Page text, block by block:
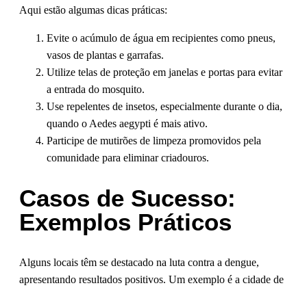
Aqui estão algumas dicas práticas:
Evite o acúmulo de água em recipientes como pneus,
vasos de plantas e garrafas.
Utilize telas de proteção em janelas e portas para evitar
a entrada do mosquito.
Use repelentes de insetos, especialmente durante o dia,
quando o Aedes aegypti é mais ativo.
Participe de mutirões de limpeza promovidos pela
comunidade para eliminar criadouros.
Casos de Sucesso:
Exemplos Práticos
Alguns locais têm se destacado na luta contra a dengue,
apresentando resultados positivos. Um exemplo é a cidade de